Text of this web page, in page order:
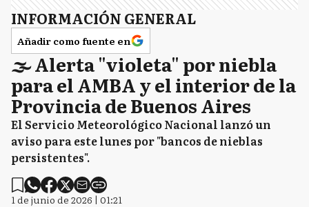
INFORMACIÓN GENERAL
Añadir como fuente en
🌫️ Alerta "violeta" por niebla
para el AMBA y el interior de la
Provincia de Buenos Aires
El Servicio Meteorológico Nacional lanzó un
aviso para este lunes por "bancos de nieblas
persistentes".
1 de junio de 2026 | 01:21